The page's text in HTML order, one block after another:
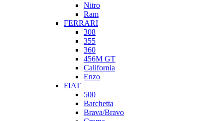
Nitro
Ram
FERRARI
308
355
360
456M GT
California
Enzo
FIAT
500
Barchetta
Brava/Bravo